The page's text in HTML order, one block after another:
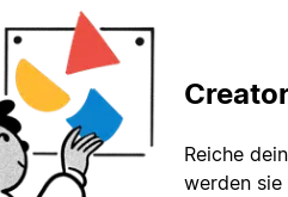
Reiche
werden